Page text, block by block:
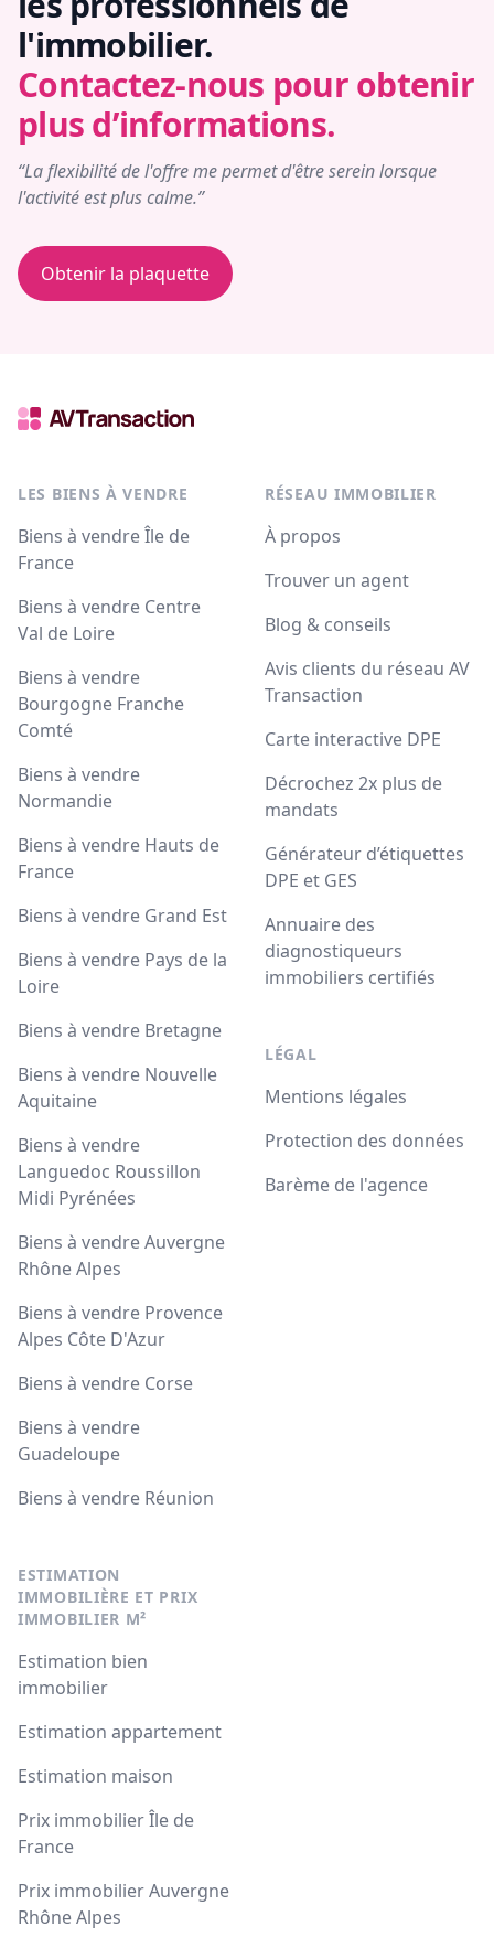
l'immobilier.
Contactez-nous pour obtenir
plus d’informations.
“La flexibilité de l'offre me permet d'être serein lorsque
l'activité est plus calme.”
Obtenir la plaquette
LES BIENS À VENDRE
Biens à vendre Île de
France
Biens à vendre Centre
Val de Loire
Biens à vendre
Bourgogne Franche
Comté
Biens à vendre
Normandie
Biens à vendre Hauts de
France
Biens à vendre Grand Est
Biens à vendre Pays de la
Loire
Biens à vendre Bretagne
Biens à vendre Nouvelle
Aquitaine
Biens à vendre
Languedoc Roussillon
Midi Pyrénées
Biens à vendre Auvergne
Rhône Alpes
Biens à vendre Provence
Alpes Côte D'Azur
Biens à vendre Corse
Biens à vendre
Guadeloupe
Biens à vendre Réunion
ESTIMATION
IMMOBILIÈRE ET PRIX
IMMOBILIER M²
Estimation bien
immobilier
Estimation appartement
Estimation maison
Prix immobilier Île de
France
Prix immobilier Auvergne
Rhône Alpes
RÉSEAU IMMOBILIER
À propos
Trouver un agent
Blog & conseils
Avis clients du réseau AV
Transaction
Carte interactive DPE
Décrochez 2x plus de
mandats
Générateur d’étiquettes
DPE et GES
Annuaire des
diagnostiqueurs
immobiliers certifiés
LÉGAL
Mentions légales
Protection des données
Barème de l'agence